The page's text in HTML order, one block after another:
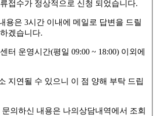
접수가 정상적으로 신청 되었습니다.
용은 3시간 이내에 메일로 답변을 드릴
겠습니다.
터 운영시간(평일 09:00 ~ 18:00) 이외에
지연될 수 있으니 이 점 양해 부탁 드립
문의하신 내용은 나의상담내역에서 조회